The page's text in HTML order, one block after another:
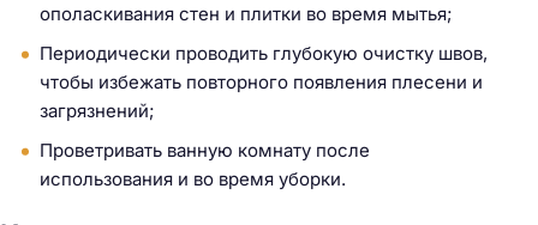
ополаскивания стен и плитки во время мытья;
Периодически проводить глубокую очистку швов,
чтобы избежать повторного появления плесени и
загрязнений;
Проветривать ванную комнату после
использования и во время уборки.